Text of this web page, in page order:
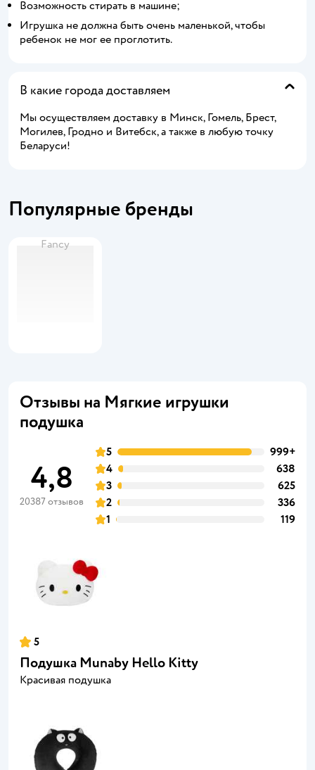
Возможность стирать в машине;
Игрушка не должна быть очень маленькой, чтобы
ребенок не мог ее проглотить.
В какие города доставляем
Мы осуществляем доставку в Минск, Гомель, Брест,
Могилев, Гродно и Витебск, а также в любую точку
Беларуси!
Популярные бренды
Fancy
Отзывы на Мягкие игрушки
подушка
4,8
20387 отзывов
5
999+
4
638
3
625
2
336
1
119
5
Подушка Munaby Hello Kitty
Красивая подушка